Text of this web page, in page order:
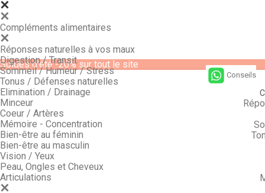
Soldes d'été -20% sur tout le site
Compléments alimentaires
Réponses naturelles à vos maux
Digestion / Transit
Sommeil / Humeur / Stress
Tonus / Défenses naturelles
Elimination / Drainage
Minceur
Coeur / Artères
Mémoire - Concentration
Bien-être au féminin
Bien-être au masculin
Vision / Yeux
Peau, Ongles et Cheveux
Articulations
Conseils